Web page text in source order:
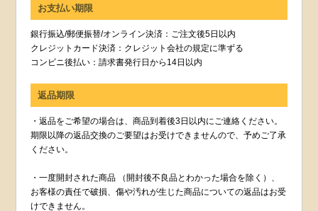
お支払い期限
銀行振込/郵便振替/オンライン決済：ご注文後5日以内
クレジットカード決済：クレジット会社の規定に準ずる
コンビニ後払い：請求書発行日から14日以内
返品期限
・返品をご希望の場合は、商品到着後3日以内にご連絡ください。
期限以降の返品交換のご要望はお受けできませんので、予めご了承
ください。
・一度開封された商品 （開封後不良品とわかった場合を除く）、
お客様の責任で破損、傷や汚れが生じた商品についての返品はお受
けできません。